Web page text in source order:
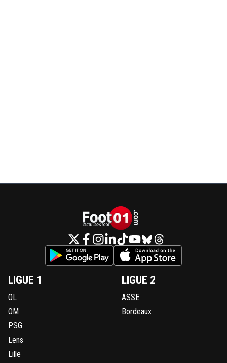
LIGUE 1
OL
OM
PSG
Lens
Lille
LIGUE 2
ASSE
Bordeaux